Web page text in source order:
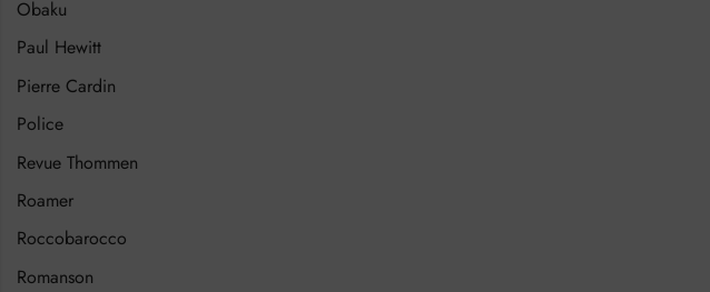
Obaku
Paul Hewitt
Pierre Cardin
Police
Revue Thommen
Roamer
Roccobarocco
Romanson